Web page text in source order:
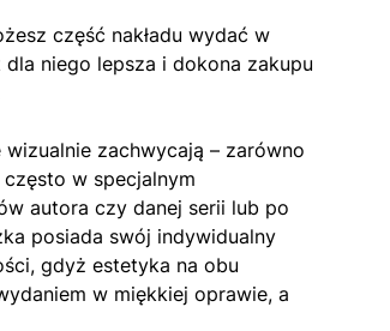
część nakładu wydać w
niego lepsza i dokona zakupu
zachwycają – zarówno
w specjalnym
autora czy danej serii lub po
posiada swój indywidualny
gdyż estetyka na obu
w miękkiej oprawie, a